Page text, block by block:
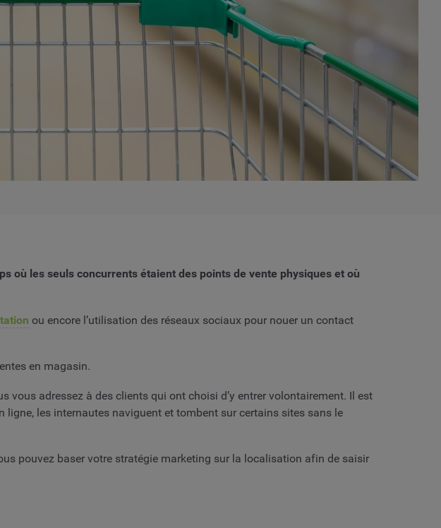
où les seuls concurrents étaient des points de vente physiques et où
ou encore l’utilisation des réseaux sociaux pour nouer un contact
en magasin.
vous adressez à des clients qui ont choisi d’y entrer volontairement. Il est
ligne, les internautes naviguent et tombent sur certains sites sans le
pouvez baser votre stratégie marketing sur la localisation afin de saisir